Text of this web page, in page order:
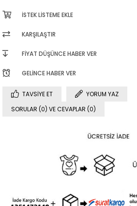
İSTEK LISTEME EKLE
KARŞILAŞTIR
FIYAT DÜŞÜNCE HABER VER
GELINCE HABER VER
TAVSIYE ET
YORUM YAZ
SORULAR (0) VE CEVAPLAR (0)